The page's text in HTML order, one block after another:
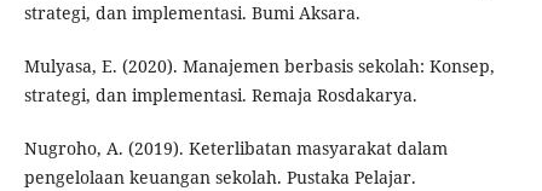
strategi, dan implementasi. Bumi Aksara.
Mulyasa, E. (2020). Manajemen berbasis sekolah: Konsep,
strategi, dan implementasi. Remaja Rosdakarya.
Nugroho, A. (2019). Keterlibatan masyarakat dalam
pengelolaan keuangan sekolah. Pustaka Pelajar.